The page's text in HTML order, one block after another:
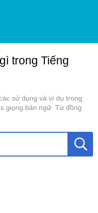
trong Tiếng
sử dụng và ví dụ trong
giọng bản ngữ. Từ đồng